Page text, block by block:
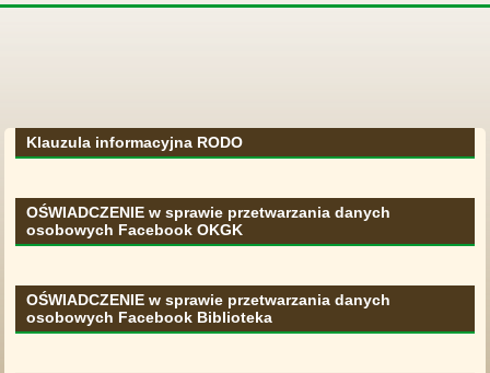
Klauzula informacyjna RODO
OŚWIADCZENIE w sprawie przetwarzania danych
osobowych Facebook OKGK
OŚWIADCZENIE w sprawie przetwarzania danych
osobowych Facebook Biblioteka